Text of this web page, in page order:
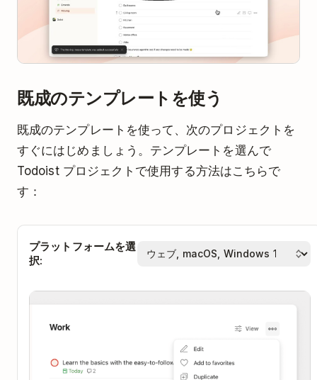
既成のテンプレートを使う
既成のテンプレートを使って、次のプロジェクトを
すぐにはじめましょう。テンプレートを選んで
Todoist プロジェクトで使用する方法はこちらで
す：
プラットフォームを選
択: